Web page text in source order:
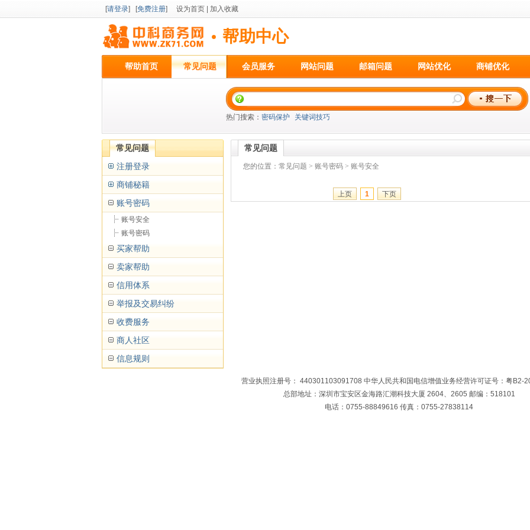
[请登录] [免费注册] 设为首页 加入收藏
帮助中心
帮助首页 常见问题 会员服务 网站问题 邮箱问题 网站优化 商铺优化
热门搜索： 密码保护 关键词技巧
常见问题
注册登录
商铺秘籍
账号密码
账号安全
账号密码
买家帮助
卖家帮助
信用体系
举报及交易纠纷
收费服务
商人社区
信息规则
常见问题
您的位置： 常见问题 > 账号密码 > 账号安全
上页 1 下页
营业执照注册号： 440301103091708 中华人民共和国电信增值业务经营许可证号：粤B2-
总部地址：深圳市宝安区金海路汇潮科技大厦 2604、2605 邮编：518101
电话：0755-88849616 传真：0755-27838114